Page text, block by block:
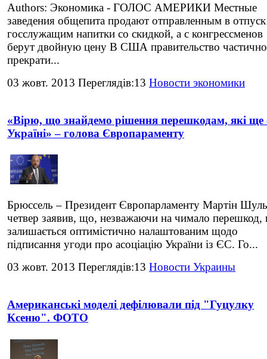
Authors: Экономика - ГОЛОС АМЕРИКИ Местные
заведения общепита продают отправленным в отпуск
госслужащим напитки со скидкой, а с конгрессменов
берут двойную цену В США правительство частично
прекрати...
03 жовт. 2013 Переглядів:13 Новости экономики
«Вірю, що знайдемо рішення перешкодам, які ще
Україні» – голова Європараменту
Брюссель – Президент Європарламенту Мартін
четвер заявив, що, незважаючи на чимало перешкод,
залишається оптимістично налаштованим щодо
підписання угоди про асоціацію України із ЄС. Го...
03 жовт. 2013 Переглядів:13 Новости Украины
Американські моделі дефілювали під "Гуцулку
Ксеню". ФОТО